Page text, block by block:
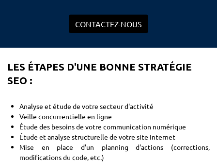
CONTACTEZ-NOUS
LES ÉTAPES D'UNE BONNE STRATÉGIE
SEO :
Analyse et étude de votre secteur d'activité
Veille concurrentielle en ligne
Étude des besoins de votre communication numérique
Étude et analyse structurelle de votre site Internet
Mise en place d'un planning d'actions (corrections,
modifications du code, etc.)